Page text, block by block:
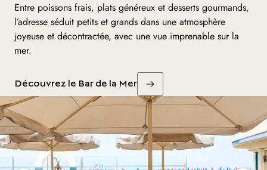
Entre poissons frais, plats généreux et desserts gourmands,
l’adresse séduit petits et grands dans une atmosphère
joyeuse et décontractée, avec une vue imprenable sur la
mer.
Découvrez le Bar de la Mer